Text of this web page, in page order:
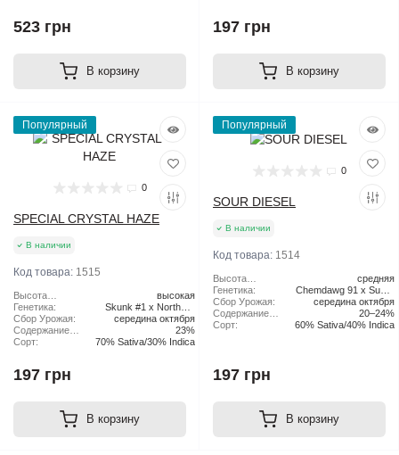
523 грн
В корзину
197 грн
В корзину
Популярный
0
SPECIAL CRYSTAL HAZE
В наличии
Код товара: 1515
Высота
растения:
высокая
Генетика:
Skunk #1 x Northern
Lights x Haze
Сбор Урожая:
середина октября
Содержание
ТГК:
23%
Сорт:
70% Sativa/30% Indica
197 грн
В корзину
Популярный
0
SOUR DIESEL
В наличии
Код товара: 1514
Высота
растения:
средняя
Генетика:
Chemdawg 91 x Super
Skunk
Сбор Урожая:
середина октября
Содержание
ТГК:
20–24%
Сорт:
60% Sativa/40% Indica
197 грн
В корзину